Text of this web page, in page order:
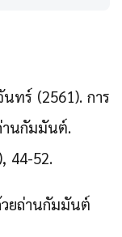
ทร์ (2561). การ
นกัมมันต์.
44-52.
ยถ่านกัมมันต์